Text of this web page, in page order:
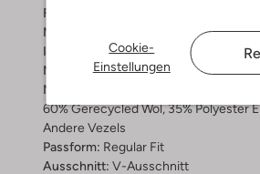
Cookie-
Einstellungen
Farbe :
Muster:
Innenmaterial:Polyester
Material:
Wolle
Materiaalpercentages:
60% Gerecycled Wol, 35% Polyester
Andere Vezels
Passform: Regular Fit
Ausschnitt: V-Ausschnitt